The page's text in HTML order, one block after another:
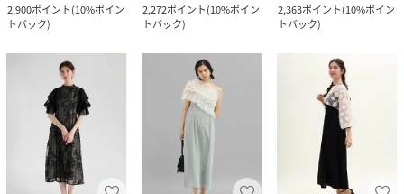
2,900ポイント(10%ポイン
トバック)
2,272ポイント(10%ポイン
トバック)
2,363ポイント(10%ポイン
トバック)